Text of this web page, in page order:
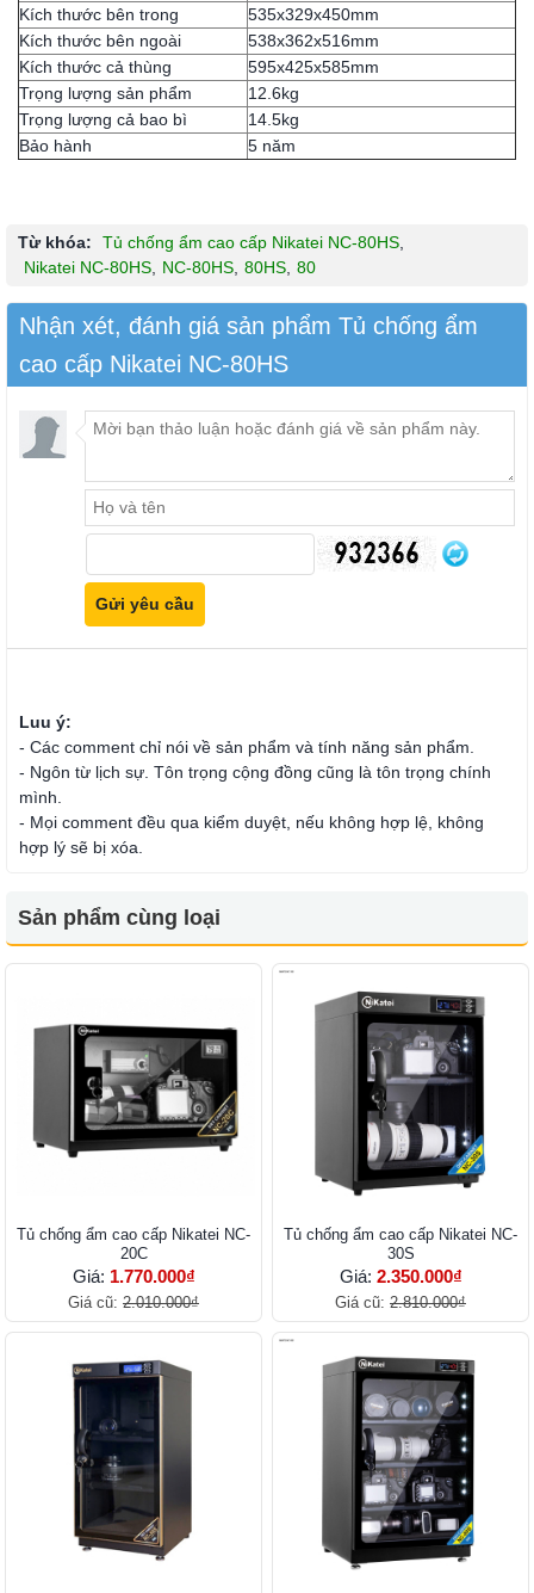
Kích thước bên trong
535x329x450mm
Kích thước bên ngoài
538x362x516mm
Kích thước cả thùng
595x425x585mm
Trọng lượng sản phẩm
12.6kg
Trọng lượng cả bao bì
14.5kg
Bảo hành
5 năm
Từ khóa: Tủ chống ẩm cao cấp Nikatei NC-80HS
Nikatei NC-80HS
NC-80HS 80HS 80
Nhận xét, đánh giá sản phẩm Tủ chống ẩm
cao cấp Nikatei NC-80HS
Luu ý:
- Các comment chỉ nói về sản phẩm và tính năng sản phẩm.
- Ngôn từ lịch sự. Tôn trọng cộng đồng cũng là tôn trọng chính
mình.
- Mọi comment đều qua kiểm duyệt, nếu không hợp lệ, không
hợp lý sẽ bị xóa.
Sản phẩm cùng loại
Tủ chống ẩm cao cấp Nikatei NC-
20C
Giá: 1.770.000₫
Giá cũ: 2.010.000₫
Tủ chống ẩm cao cấp Nikatei NC-
30S
Giá: 2.350.000₫
Giá cũ: 2.810.000₫